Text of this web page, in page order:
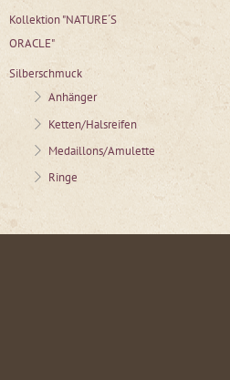
Kollektion "NATURE´S
ORACLE"
Silberschmuck
Anhänger
Ketten/Halsreifen
Medaillons/Amulette
Ringe